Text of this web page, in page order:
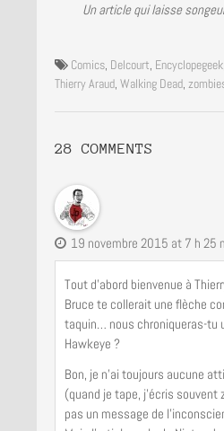
Un article qui laisse
Comics, Delcourt, Encyclopegeek
Thierry Araud, Walking Dead,
28 COMMENTS
19 novembre 2015 at 7 h 25
Tout d’abord bienvenue à
Bruce te collerait une flèche
taquin… nous chroniqueras-tu
Hawkeye ?
Bon, je n’ai toujours aucune
(quand je tape, j’écris souvent
pas un message de